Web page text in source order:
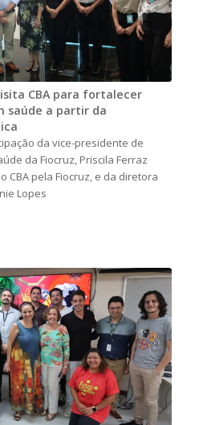
CBA para fortalecer
saúde a partir da
da vice-presidente de
da Fiocruz, Priscila Ferraz
CBA pela Fiocruz, e da diretora
Lopes